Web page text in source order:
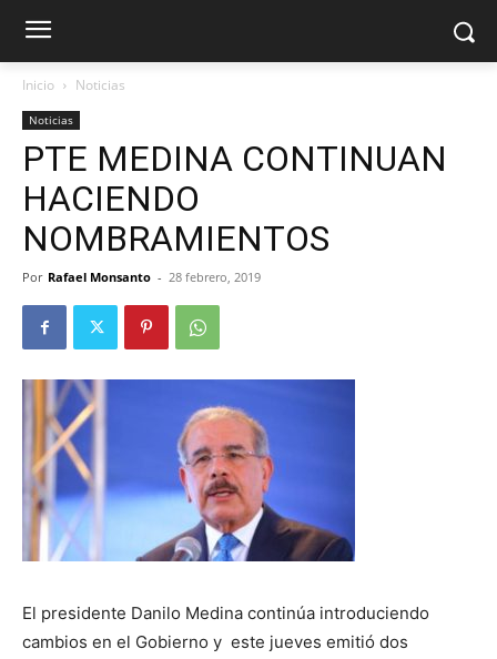
Inicio Noticias
Noticias
PTE MEDINA CONTINUAN
HACIENDO
NOMBRAMIENTOS
Por Rafael Monsanto - 28 febrero, 2019
El presidente Danilo Medina continúa introduciendo
cambios en el Gobierno y este jueves emitió dos